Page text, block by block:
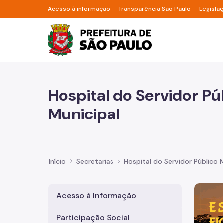
Pular para o Conteúdo principal
Acesso à informação Divisor de acesso à informação
Transparência São Paulo Divisor
Prefeitura de São
Hospital do Servidor
Municipal
Início Secretarias Hospital do Servidor Público
Acesso à Informação
Participação Social